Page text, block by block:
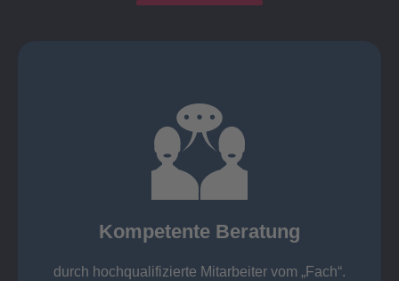
Kompetente Beratung
durch hochqualifizierte Mitarbeiter vom „Fach“.
Kompetente Beratung durch
„Fach“.
findet die Kundenbetreuung ausschließlich durch
Meister, Techniker oder Ingenieure statt.
Ansprechpartner